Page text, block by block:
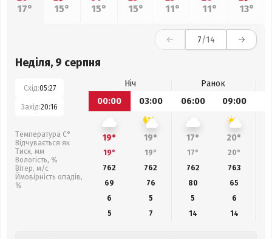
17°
15°
15°
15°
11°
11°
13°
7/14
Неділя, 9 серпня
Схід:05:27
Захід:20:16
Температура С°
Відчувається як
Тиск, мм
Вологість, %
Вітер, м/с
Ймовірність опадів,
%
Ніч
Ранок
00:00
03:00 06:00 09:00
19° 19° 17° 20°
19° 19° 17° 20°
762
762 762 763
69
76 80 65
6
5 5
6
5
7 14 14